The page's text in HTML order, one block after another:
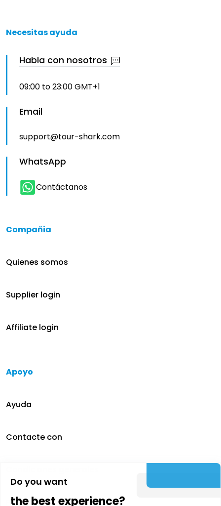
Do you want
the best experience?
Necesitas ayuda
Habla con nosotros
09:00 to 23:00 GMT+1
Email
support@tour-shark.com
WhatsApp
Contáctanos
Compañia
Quienes somos
Supplier login
Affiliate login
Apoyo
Ayuda
Contacte con
Política de privacidad